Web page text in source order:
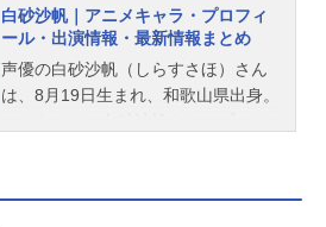
白砂沙帆｜アニメキャラ・プロフィ
ール・出演情報・最新情報まとめ
声優の白砂沙帆（しらすさほ）さん
は、8月19日生まれ、和歌山県出身。